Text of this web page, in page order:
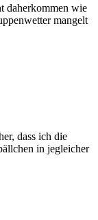
daherkommen wie
mangelt
dass ich die
in jegleicher